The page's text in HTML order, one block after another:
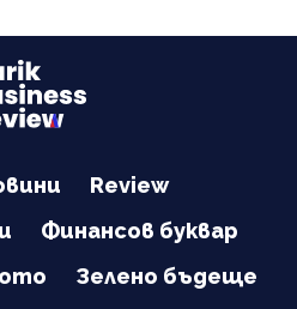
Review
Финансов буквар
Зелено бъдеще